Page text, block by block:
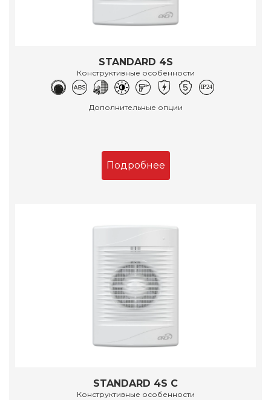
STANDARD 4S
Конструктивные особенности
Дополнительные опции
Подробнее
STANDARD 4S C
Конструктивные особенности